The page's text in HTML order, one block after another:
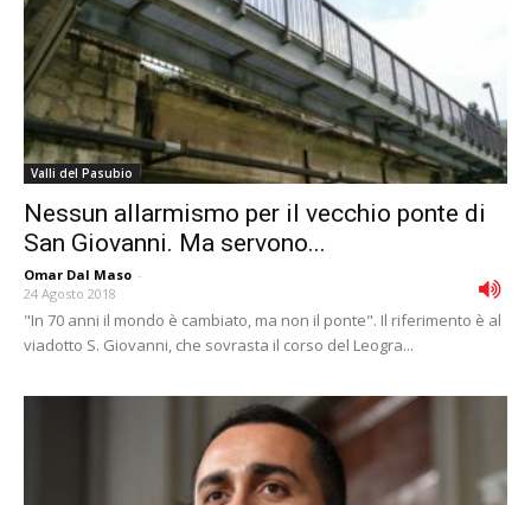
Valli del Pasubio
Nessun allarmismo per il vecchio ponte di
San Giovanni. Ma servono...
Omar Dal Maso -
24 Agosto 2018
"In 70 anni il mondo è cambiato, ma non il ponte". Il riferimento è al
viadotto S. Giovanni, che sovrasta il corso del Leogra...